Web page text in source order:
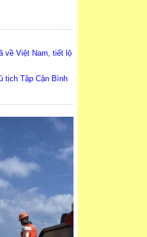
về Việt Nam, tiết lộ
tịch Tập Cận Bình